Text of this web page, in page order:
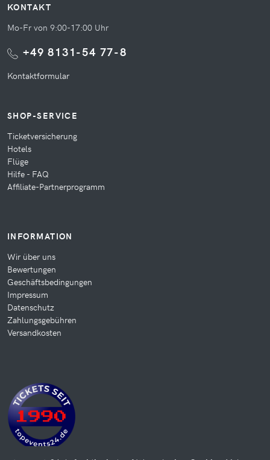
KONTAKT
Mo-Fr von 9:00-17:00 Uhr
+49 8131-54 77-8
Kontaktformular
SHOP-SERVICE
Ticketversicherung
Hotels
Flüge
Hilfe - FAQ
Affiliate-Partnerprogramm
INFORMATION
Wir über uns
Bewertungen
Geschäftsbedingungen
Impressum
Datenschutz
Zahlungsgebühren
Versandkosten